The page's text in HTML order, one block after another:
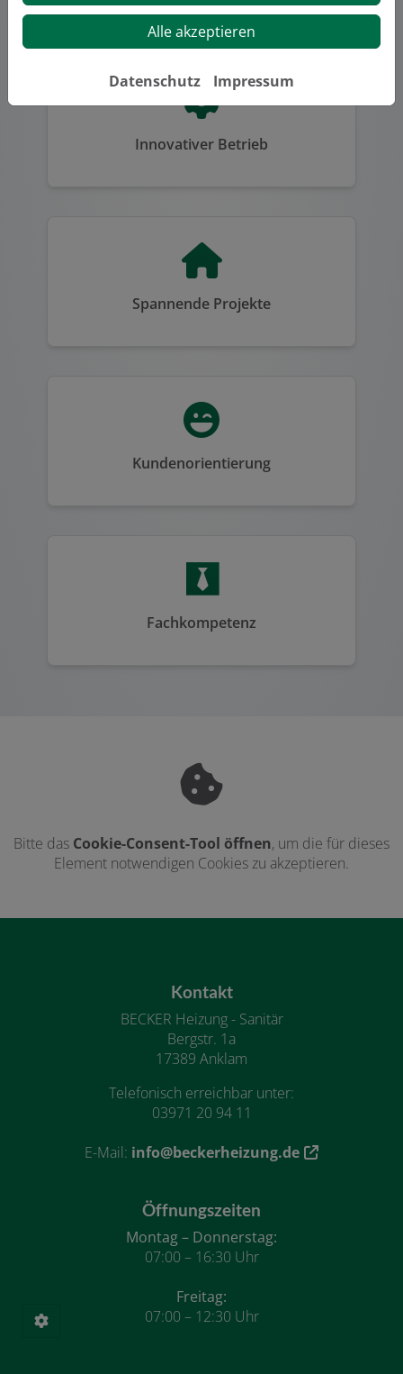
Innovativer Betrieb
Spannende Projekte
Kundenorientierung
Fachkompetenz
Bitte das Cookie-Consent-Tool öffnen, um die für dieses
Element notwendigen Cookies zu akzeptieren.
Kontakt
BECKER Heizung - Sanitär
Bergstr. 1a
17389 Anklam
Telefonisch erreichbar unter:
03971 20 94 11
E-Mail: info@beckerheizung.de
Öffnungszeiten
Montag – Donnerstag:
07:00 – 16:30 Uhr
Freitag:
07:00 – 12:30 Uhr
Alle akzeptieren
Datenschutz Impressum